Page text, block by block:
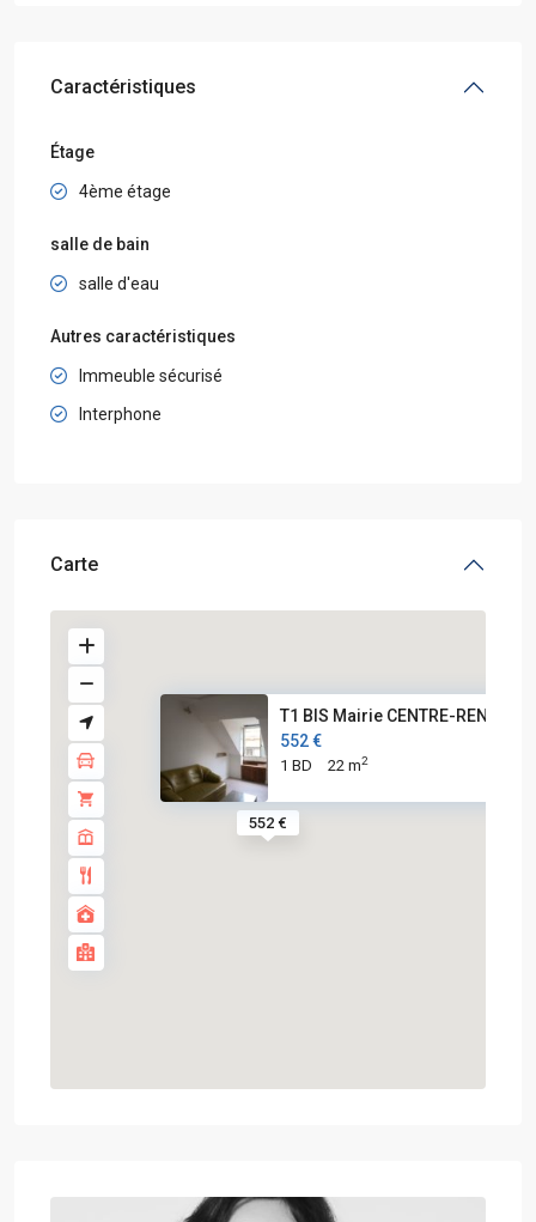
Caractéristiques
Étage
4ème étage
salle de bain
salle d'eau
Autres caractéristiques
Immeuble sécurisé
Interphone
Carte
552 €
T1 BIS Mairie CENTRE-RENNES
552 €
1 BD 22 m2